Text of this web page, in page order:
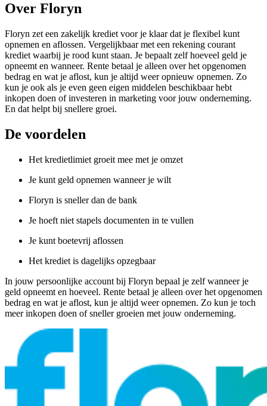
Over Floryn
Floryn zet een zakelijk krediet voor je klaar dat je flexibel kunt
opnemen en aflossen. Vergelijkbaar met een rekening courant
krediet waarbij je rood kunt staan. Je bepaalt zelf hoeveel geld je
opneemt en wanneer. Rente betaal je alleen over het opgenomen
bedrag en wat je aflost, kun je altijd weer opnieuw opnemen. Zo
kun je ook als je even geen eigen middelen beschikbaar hebt
inkopen doen of investeren in marketing voor jouw onderneming.
En dat helpt bij snellere groei.
De voordelen
Het kredietlimiet groeit mee met je omzet
Je kunt geld opnemen wanneer je wilt
Floryn is sneller dan de bank
Je hoeft niet stapels documenten in te vullen
Je kunt boetevrij aflossen
Het krediet is dagelijks opzegbaar
In jouw persoonlijke account bij Floryn bepaal je zelf wanneer je
geld opneemt en hoeveel. Rente betaal je alleen over het opgenomen
bedrag en wat je aflost, kun je altijd weer opnemen. Zo kun je toch
meer inkopen doen of sneller groeien met jouw onderneming.